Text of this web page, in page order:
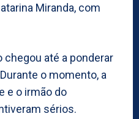
Miranda, com
chegou até a ponderar
o momento, a
e o irmão do
sérios.